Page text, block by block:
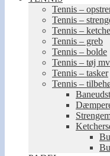
Tennis –
Tennis –
Tennis –
Tennis – greb
Tennis – bolde
Tennis – tøj
Tennis – tasker
Tennis –